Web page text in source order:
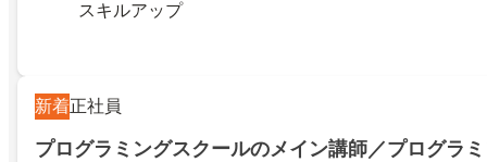
スキルアップ
新着正社員
プログラミングスクールのメイン講師／プログラ